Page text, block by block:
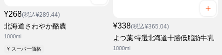
¥268(税込¥289.44)
北海道さわやか酪農
1000ml
¥ スーパー価格
¥338(税込¥365.04)
よつ葉 特選北海道十勝低脂肪牛乳
1000ml